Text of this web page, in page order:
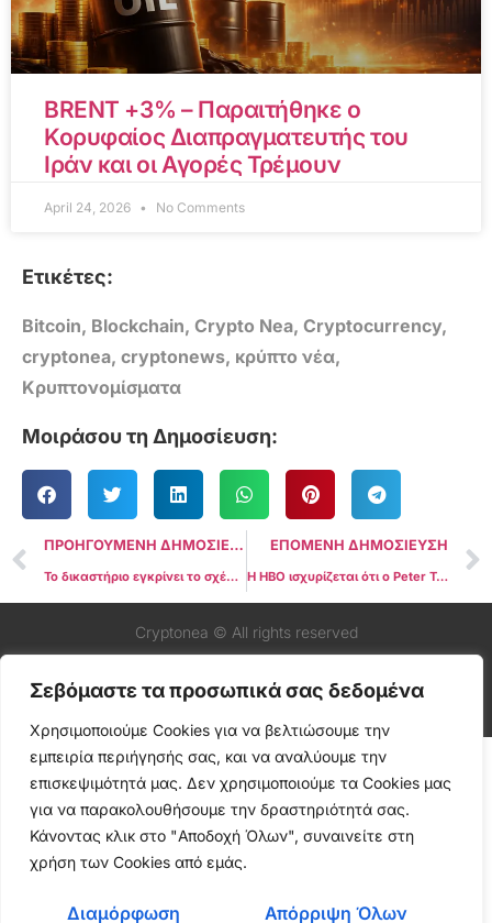
Σεβόμαστε τα προσωπικά σας δεδομένα
Χρησιμοποιούμε Cookies για να βελτιώσουμε την
εμπειρία περιήγησής σας, και να αναλύουμε την
επισκεψιμότητά μας. Δεν χρησιμοποιούμε τα Cookies μας
για να παρακολουθήσουμε την δραστηριότητά σας.
Κάνοντας κλικ στο "Αποδοχή Όλων", συναινείτε στη
χρήση των Cookies από εμάς.
Διαμόρφωση Απόρριψη Όλων
BRENT +3% – Παραιτήθηκε ο
Κορυφαίος Διαπραγματευτής του
Ιράν και οι Αγορές Τρέμουν
April 24, 2026 No Comments
Ετικέτες:
Bitcoin, Blockchain, Crypto Nea, Cryptocurrency,
cryptonea, cryptonews, κρύπτο νέα,
Κρυπτονομίσματα
Μοιράσου τη Δημοσίευση:
ΠΡΟΗΓΟΥΜΕΝΗ ΔΗΜΟΣΙΕΥΣΗ
Το δικαστήριο εγκρίνει το σχέδιο αναδιάρθρωσης της FTX
ΕΠΟΜΕΝΗ ΔΗΜΟΣΙΕΥΣΗ
Η HBO ισχυρίζεται ότι ο Peter Todd είναι ο Satoshi Nakamoto
Cryptonea © All rights reserved